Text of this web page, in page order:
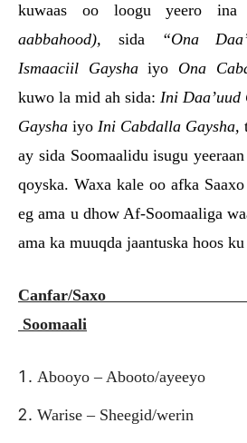
kuwaas oo loogu yeero ina
aabbahood), sida
“Ona
Ismaaciil Gayshaiyo Ona
kuwo la mid ah sida: Ini Daa’uud
Gaysha iyo Ini Cabdalla Gaysha,
ay sida Soomaalidu isugu
qoyska. Waxa kale oo afka
eg ama u dhow Af-Soomaaliga
ama ka muuqda jaantuska hoos
Canfar/
Soomaali
Abooyo – Abooto/ayeeyo
Warise – Sheegid/werin